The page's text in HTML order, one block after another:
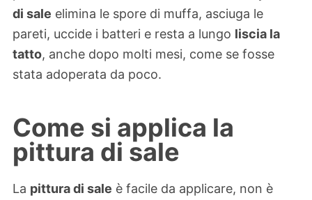
di sale elimina le spore di muffa, asciuga le
pareti, uccide i batteri e resta a lungo liscia la
tatto, anche dopo molti mesi, come se fosse
stata adoperata da poco.
Come si applica la
pittura di sale
La pittura di sale è facile da applicare, non è